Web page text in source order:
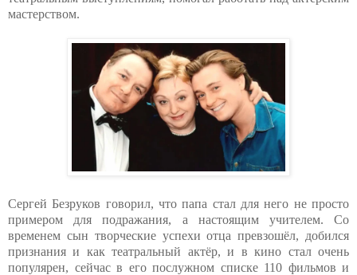
мастерством.
Сергей Безруков говорил, что папа стал для него не просто
примером для подражания, а настоящим учителем. Со
временем сын творческие успехи отца превзошёл, добился
признания и как театральный актёр, и в кино стал очень
популярен, сейчас в его послужном списке 110 фильмов и